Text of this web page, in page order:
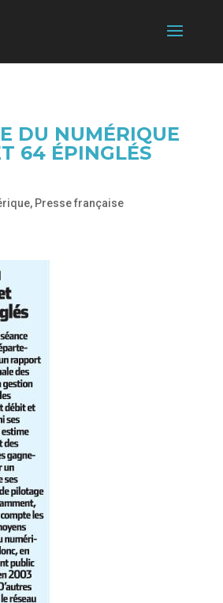
DU NUMÉRIQUE
64 ÉPINGLÉS
, Presse française